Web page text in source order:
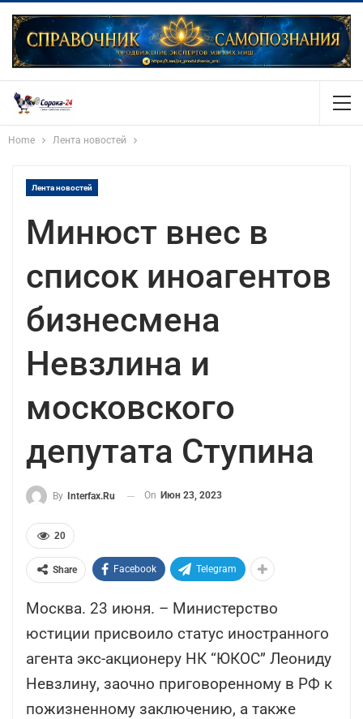
Home Лента новостей
Лента новостей
Минюст внес в
список иноагентов
бизнесмена
Невзлина и
московского
депутата Ступина
By Interfax.ru On Июн 23, 2023
20
Share Facebook Telegram
Москва. 23 июня. – Министерство
юстиции присвоило статус иностранного
агента экс-акционеру НК “ЮКОС” Леониду
Невзлину, заочно приговоренному в РФ к
пожизненному заключению, а также